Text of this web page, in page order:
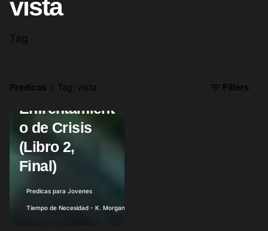
vista
Tag
Predicas Tag: vista Filters
Posted by
julio 12, 2012 10 min read
Enfrentamient
o de Crisis
(Libro 2,
Final)
Predicas para Jovenes
Tiempo de Necesidad - K. Morgan